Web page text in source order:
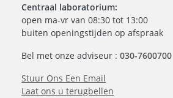
Centraal laboratorium:
open ma-vr van 08:30 tot 13:00
buiten openingstijden op afspraak
Bel met onze adviseur :030-7600700
Stuur Ons Een Email
Laat ons u terugbellen